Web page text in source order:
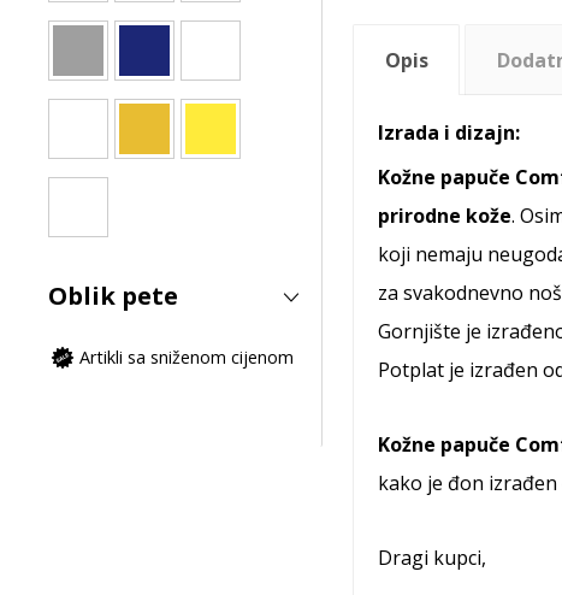
Opis
Izrada i dizajn:
Kožne papuče
prirodne kože.
koji nemaju
za svakodnevno
Gornjište je
Potplat je izrađen
Kožne papuče
kako je đon
Dragi kupci,
Oblik pete
Artikli sa sniženom cijenom